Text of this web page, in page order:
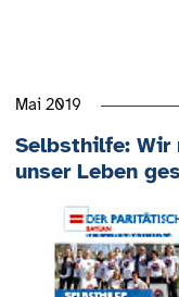
Selbsthilfe: Wir
unser Leben
Mai 2019